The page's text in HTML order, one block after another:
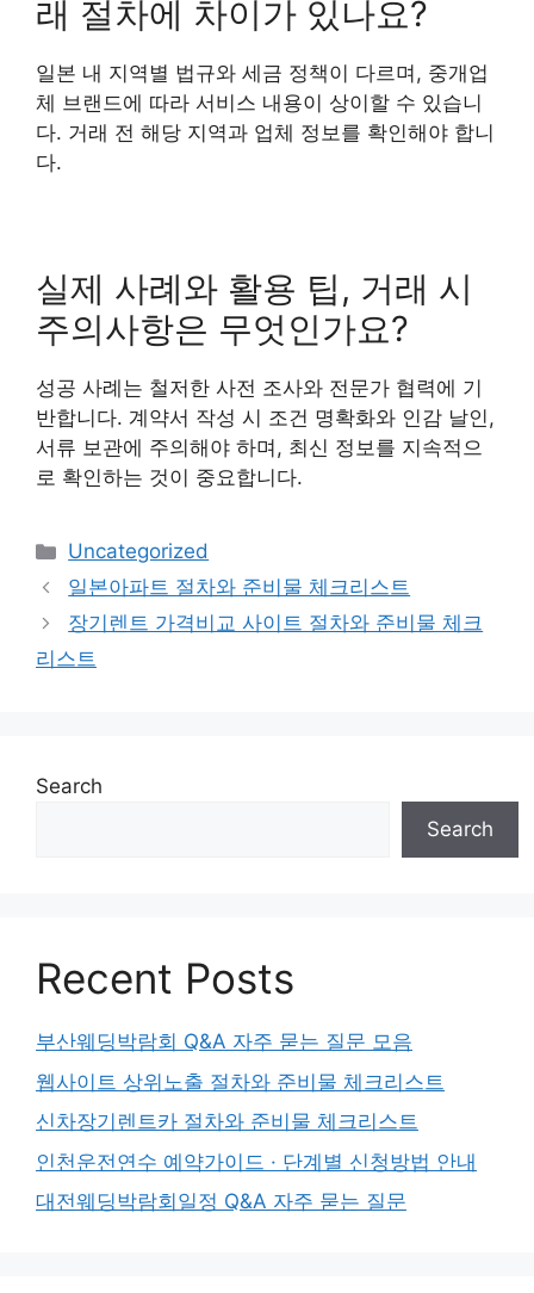
래 절차에 차이가 있나요?
일본 내 지역별 법규와 세금 정책이 다르며, 중개업
체 브랜드에 따라 서비스 내용이 상이할 수 있습니
다. 거래 전 해당 지역과 업체 정보를 확인해야 합니
다.
실제 사례와 활용 팁, 거래 시
주의사항은 무엇인가요?
성공 사례는 철저한 사전 조사와 전문가 협력에 기
반합니다. 계약서 작성 시 조건 명확화와 인감 날인,
서류 보관에 주의해야 하며, 최신 정보를 지속적으
로 확인하는 것이 중요합니다.
Categories
Uncategorized
일본아파트 절차와 준비물 체크리스트
장기렌트 가격비교 사이트 절차와 준비물 체크
리스트
Search
Search
Recent Posts
부산웨딩박람회 Q&A 자주 묻는 질문 모음
웹사이트 상위노출 절차와 준비물 체크리스트
신차장기렌트카 절차와 준비물 체크리스트
인천운전연수 예약가이드 · 단계별 신청방법 안내
대전웨딩박람회일정 Q&A 자주 묻는 질문